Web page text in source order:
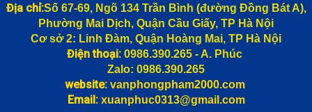
CUỘC SỐNG TƯƠI ĐẸP cùng Bảo hiểm Manulife
Địa chỉ:Số 67-69, Ngõ 134 Trần Bình (đường Đồng Bát A),
Phường Mai Dịch, Quận Cầu Giấy, TP Hà Nội
Cơ sở 2: Linh Đàm, Quận Hoàng Mai, TP Hà Nội
Điện thoại: 0986.390.265 - A. Phúc
Zalo: 0986.390.265
website: vanphongpham2000.com
Email: xuanphuc0313@gmail.com